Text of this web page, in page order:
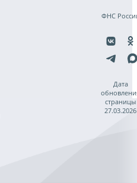
ФНС
Дата
страницы
27.03.2026